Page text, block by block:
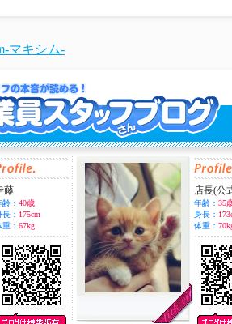
マキシム-
藤
齢： 40歳
長： 175cm
重： 67kg
店長(公
年齢： 35
身長：
体重：